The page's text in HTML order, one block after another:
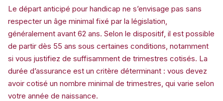
Le départ anticipé pour handicap ne s’envisage pas sans
respecter un âge minimal fixé par la législation,
généralement avant 62 ans. Selon le dispositif, il est possible
de partir dès 55 ans sous certaines conditions, notamment
si vous justifiez de suffisamment de trimestres cotisés. La
durée d’assurance est un critère déterminant : vous devez
avoir cotisé un nombre minimal de trimestres, qui varie selon
votre année de naissance.